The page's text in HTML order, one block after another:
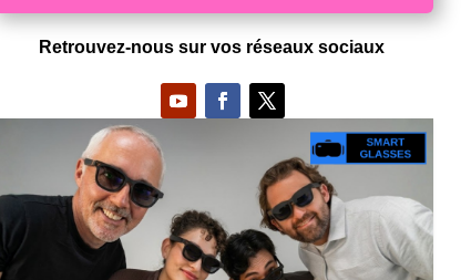
Retrouvez-nous sur vos réseaux sociaux